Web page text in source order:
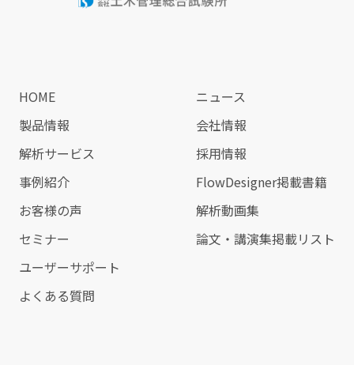
HOME
製品情報
解析サービス
事例紹介
お客様の声
セミナー
ユーザーサポート
よくある質問
ニュース
会社情報
採用情報
FlowDesigner掲載書籍
解析動画集
論文・講演集掲載リスト